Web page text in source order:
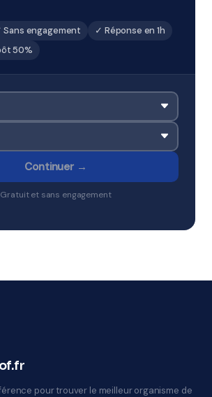
Sans engagement
✓ Réponse en 1h
50%
Continuer →
Gratuit et sans engagement
pour trouver le meilleur organisme de